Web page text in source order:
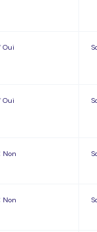
Oui
Oui
Non
Non